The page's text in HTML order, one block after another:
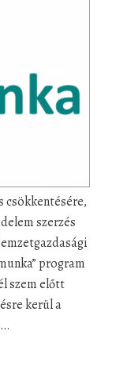
szerzés
program
szem előtt
kerül a